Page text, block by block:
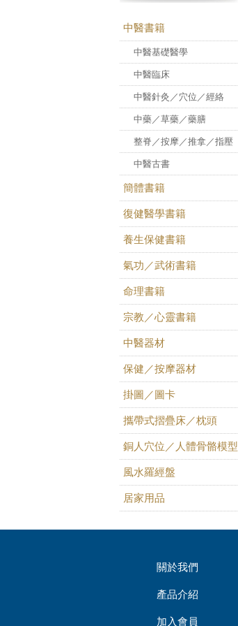
中醫書籍
中醫基礎醫學
中醫臨床
中醫針灸／穴位／經絡
中藥／草藥／藥膳
整脊／按摩／推拿／指壓
中醫古書
簡體書籍
復健醫學書籍
養生保健書籍
氣功／武術書籍
命理書籍
宗教／心靈書籍
中醫器材
保健／按摩器材
掛圖／圖卡
攜帶式摺疊床／枕頭
銅人穴位／人體骨骼模型
風水羅經盤
居家用品
關於我們
產品介紹
加入會員